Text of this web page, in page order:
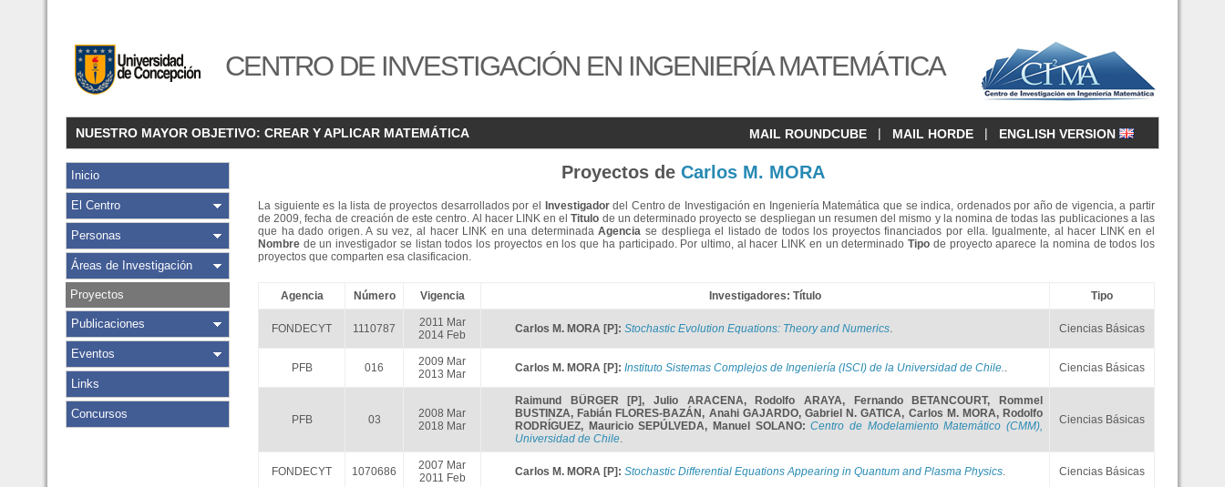
CENTRO DE INVESTIGACIÓN EN INGENIERÍA MATEMÁTICA
NUESTRO MAYOR OBJETIVO: CREAR Y APLICAR MATEMÁTICA MAIL ROUNDCUBE | MAIL HORDE | ENGLISH VERSION
Inicio
El Centro
Personas
Áreas de Investigación
Proyectos
Publicaciones
Eventos
Links
Concursos
Proyectos de Carlos M. MORA
La siguiente es la lista de proyectos desarrollados por el Investigadordel Centro de Investigación en Ingeniería Matemática que se indica, ordenados por año de vigencia, a partir
de 2009, fecha de creación de este centro. Al hacer LINK en elTitulo de un determinado proyecto se despliegan un resumen del mismo y la nomina de todas las publicaciones a las
que ha dado origen. A su vez, al hacer LINK en una determinadaAgencia se despliega el listado de todos los proyectos financiados por ella. Igualmente, al hacer LINK en el
Nombre de un investigador se listan todos los proyectos en los que ha participado. Por ultimo, al hacer LINK en un determinadoTipo de proyecto aparece la nomina de todos los
proyectos que comparten esa clasificacion.
Agencia Número Vigencia Investigadores: Título Tipo
FONDECYT 1110787
2011 Mar
2014 Feb
Carlos M. MORA [P] : Stochastic Evolution Equations: Theory and Numerics. Ciencias Básicas
PFB 016
2009 Mar
2013 Mar
Carlos M. MORA [P] : Instituto Sistemas Complejos de Ingeniería (ISCI) de la Universidad de Chile.. Ciencias Básicas
PFB 03
2008 Mar
2018 Mar
Raimund BÜRGER [P] ,Julio ARACENA, Rodolfo ARAYA, Fernando BETANCOURT,
Rommel
BUSTINZA, Fabián FLORES-BAZÁN , Anahi GAJARDO, Gabriel N. GATICA, Carlos M. MORA, Rodolfo
RODRÍGUEZ, Mauricio SEPÚLVEDA, Manuel SOLANO:Centro de Modelamiento Matemático (CMM),
Universidad de Chile.
Ciencias Básicas
FONDECYT 1070686
2007 Mar
2011 Feb
Carlos M. MORA [P] : Stochastic Differential Equations Appearing in Quantum and Plasma Physics. Ciencias Básicas